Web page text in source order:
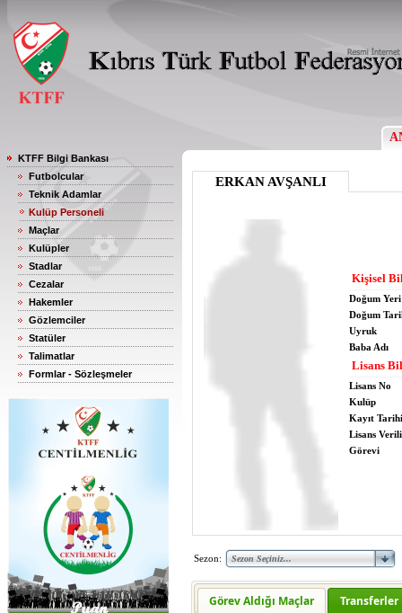
KTFF Bilgi Bankası
Futbolcular
Teknik Adamlar
Kulüp Personeli
Maçlar
Kulüpler
Stadlar
Cezalar
Hakemler
Gözlemciler
Statüler
Talimatlar
Formlar - Sözleşmeler
ERKAN AVŞANLI
Kişisel
Doğum Yeri
Doğum
Uyruk
Baba Adı
Lisans
Lisans No
Kulüp
Kayıt Tarihi
Lisans
Görevi
Sezon:
Görev Aldığı Maçlar Transferler